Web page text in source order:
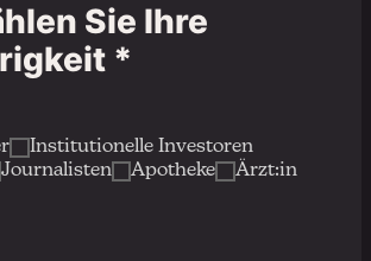
Sie Ihre
*
Institutionelle Investoren
Journalisten Apotheke
Ärzt:in